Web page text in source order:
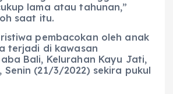
lama atau tahunan,”
saat itu.
pembacokan oleh anak
terjadi di kawasan
Bali, Kelurahan Kayu Jati,
Senin (21/3/2022) sekira pukul